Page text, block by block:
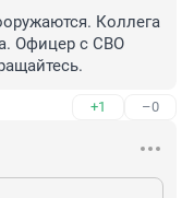
Коллега
Офицер с СВО
+1 –0